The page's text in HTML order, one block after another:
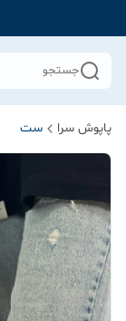
جستجو
پاپوش سرا ست